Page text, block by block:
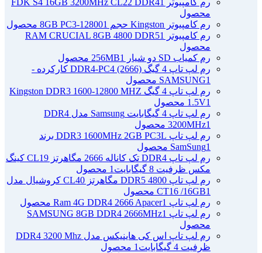
محصول
رم کامپیوتر Kingston حجم 8GB PC3-12800
1 محصول
رم کامپیوتر RAM CRUCIAL 8GB 4800 DDR5
1
محصول
رم کمیاب SD دو شیار 256MB
1 محصول
رم لپ تاپ 4 گیگ DDR4-PC4 (2666) کارکرده -
SAMSUNG1 محصول
رم لپ تاپ 4 گیگ Kingston DDR3 1600-12800 MHZ
1.5V1 محصول
رم لپ تاپ 4 گیگابایت Samsung مدل DDR4
3200MHz1 محصول
رم لپ تاپ DDR3 1600MHz 2GB PC3L برند
SamSung1 محصول
رم لپ تاپ DDR4 تک کاناله 2666 مگاهرتز CL19 کینگ
مکس ظرفیت 8 گیگابایت
1 محصول
رم لپ تاپ DDR5 4800 مگاهرتز CL40 کروشیال مدل
CT16 /16GB1 محصول
رم لپ تاپ Ram 4G DDR4 2666 Apacer 1 محصول
رم لپ تاپ SAMSUNG 8GB DDR4 2666MHz 1
محصول
رم لپ تاپ اس کی هاینیکس مدل DDR4 3200 Mhz
ظرفیت 4 گیگابایت
1 محصول